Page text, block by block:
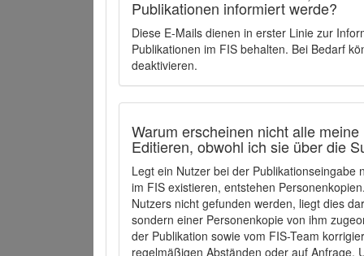
Publikationen informiert werde?
Diese E-Mails dienen in erster Linie zur
Publikationen im FIS behalten. Bei Bedarf
deaktivieren.
Warum erscheinen nicht alle
Editieren, obwohl ich sie über die
Legt ein Nutzer bei der
im FIS existieren, entstehen
Nutzers nicht gefunden werden, liegt dies
sondern einer Personenkopie von ihm
der Publikation sowie vom FIS-Team
regelmäßigen Abständen oder auf Anfrage.